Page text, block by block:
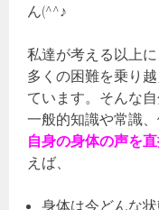
ん(^^♪
私達が考える以上
多くの困難を乗り
ています。そんな
一般的知識や常識
自身の身体の声を
えば、
身体は今どんな